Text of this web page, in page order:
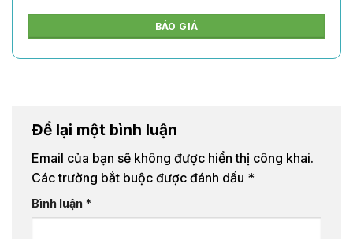
BÁO GIÁ
Để lại một bình luận
Email của bạn sẽ không được hiển thị công khai.
Các trường bắt buộc được đánh dấu *
Bình luận *